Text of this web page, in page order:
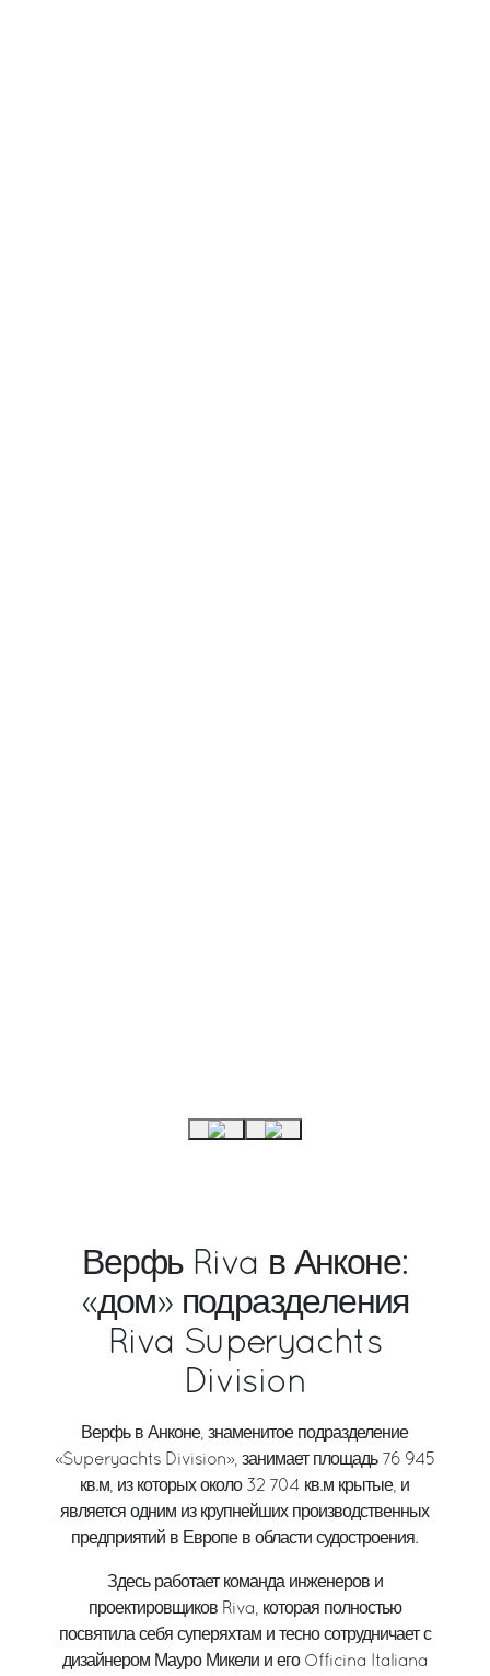
Верфь Riva в Анконе:
«дом» подразделения
Riva Superyachts
Division
Верфь в Анконе, знаменитое подразделение
«Superyachts Division», занимает площадь 76 945
кв.м, из которых около 32 704 кв.м крытые, и
является одним из крупнейших производственных
предприятий в Европе в области судостроения.
Здесь работает команда инженеров и
проектировщиков Riva, которая полностью
посвятила себя суперяхтам и тесно сотрудничает с
дизайнером Мауро Микели и его Officina Italiana